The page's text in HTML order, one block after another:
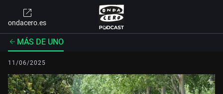
ondacero.es
MÁS DE UNO
11/06/2025